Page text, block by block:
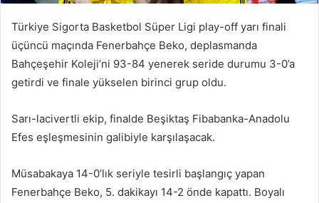
Türkiye Sigorta Basketbol Süper Ligi play-off yarı finali
üçüncü maçında Fenerbahçe Beko, deplasmanda
Bahçeşehir Koleji’ni 93-84 yenerek seride durumu 3-0’a
getirdi ve finale yükselen birinci grup oldu.
Sarı-lacivertli ekip, finalde Beşiktaş Fibabanka-Anadolu
Efes eşleşmesinin galibiyle karşılaşacak.
Müsabakaya 14-0’lık seriyle tesirli başlangıç yapan
Fenerbahçe Beko, 5. dakikayı 14-2 önde kapattı. Boyalı